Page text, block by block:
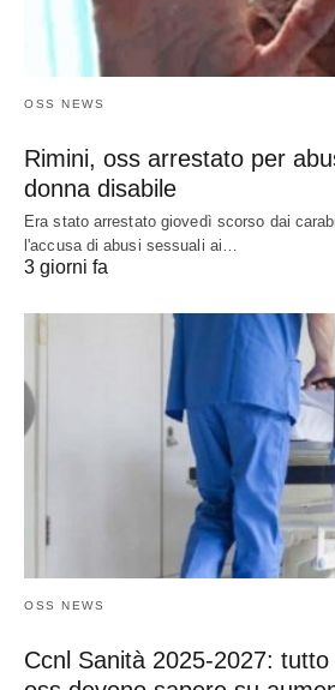
OSS NEWS
Rimini, oss arrestato per
donna disabile
Era stato arrestato giovedì scorso dai
l'accusa di abusi sessuali ai…
3 giorni fa
OSS NEWS
Ccnl Sanità 2025-2027: